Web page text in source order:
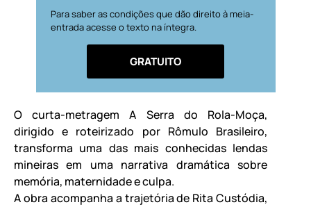
Para saber as condições que dão direito à meia-
entrada acesse o texto na íntegra.
GRATUITO
O curta-metragem A Serra do Rola-Moça,
dirigido e roteirizado por Rômulo Brasileiro,
transforma uma das mais conhecidas lendas
mineiras em uma narrativa dramática sobre
memória, maternidade e culpa.
A obra acompanha a trajetória de Rita Custódia,